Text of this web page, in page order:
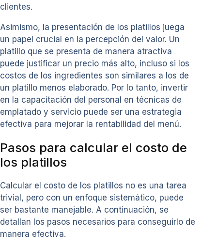
clientes.
Asimismo, la presentación de los platillos juega
un papel crucial en la percepción del valor. Un
platillo que se presenta de manera atractiva
puede justificar un precio más alto, incluso si los
costos de los ingredientes son similares a los de
un platillo menos elaborado. Por lo tanto, invertir
en la capacitación del personal en técnicas de
emplatado y servicio puede ser una estrategia
efectiva para mejorar la rentabilidad del menú.
Pasos para calcular el costo de
los platillos
Calcular el costo de los platillos no es una tarea
trivial, pero con un enfoque sistemático, puede
ser bastante manejable. A continuación, se
detallan los pasos necesarios para conseguirlo de
manera efectiva.